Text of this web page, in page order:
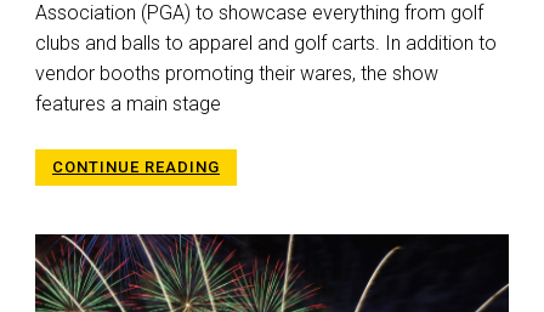
Association (PGA) to showcase everything from golf
clubs and balls to apparel and golf carts. In addition to
vendor booths promoting their wares, the show
features a main stage
CONTINUE READING